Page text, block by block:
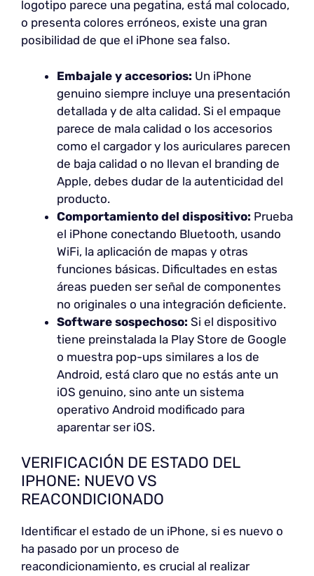
logotipo parece una pegatina, está mal colocado,
o presenta colores erróneos, existe una gran
posibilidad de que el iPhone sea falso.
Embajale y accesorios: Un iPhone
genuino siempre incluye una presentación
detallada y de alta calidad. Si el empaque
parece de mala calidad o los accesorios
como el cargador y los auriculares parecen
de baja calidad o no llevan el branding de
Apple, debes dudar de la autenticidad del
producto.
Comportamiento del dispositivo: Prueba
el iPhone conectando Bluetooth, usando
WiFi, la aplicación de mapas y otras
funciones básicas. Dificultades en estas
áreas pueden ser señal de componentes
no originales o una integración deficiente.
Software sospechoso: Si el dispositivo
tiene preinstalada la Play Store de Google
o muestra pop-ups similares a los de
Android, está claro que no estás ante un
iOS genuino, sino ante un sistema
operativo Android modificado para
aparentar ser iOS.
VERIFICACIÓN DE ESTADO DEL
IPHONE: NUEVO VS
REACONDICIONADO
Identificar el estado de un iPhone, si es nuevo o
ha pasado por un proceso de
reacondicionamiento, es crucial al realizar